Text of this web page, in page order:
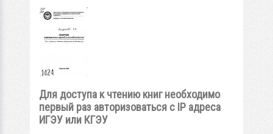
Для доступа к чтению книг необходимо
первый раз авторизоваться с IP адреса
ИГЭУ или КГЭУ